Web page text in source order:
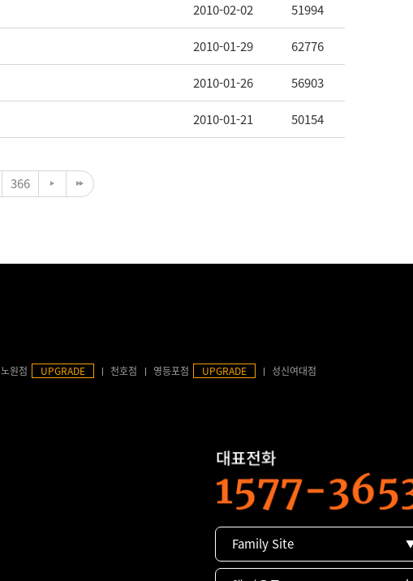
2010-02-02 51994
2010-01-29 62776
2010-01-26 56903
2010-01-21 50154
366
노원점 UPGRADE 천호점 영등포점 UPGRADE 성신여대점
Family Site